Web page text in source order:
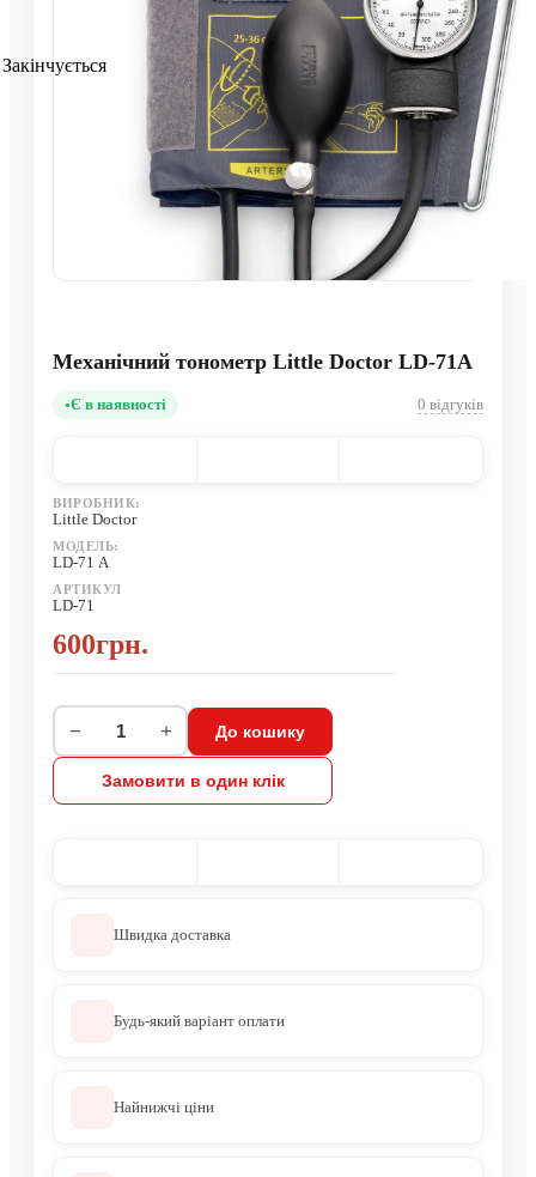
Закінчується
Механічний тонометр Little Doctor LD-71A
Є в наявності 0 відгуків
ВИРОБНИК:
Little Doctor
МОДЕЛЬ:
LD-71 А
АРТИКУЛ
LD-71
600грн.
− + До кошику
Замовити в один клік
Швидка доставка
Будь-який варіант оплати
Найнижчі ціни